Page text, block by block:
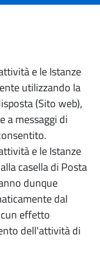
e le Istanze
utilizzando la
(Sito web),
a messaggi di
e le Istanze
casella di Posta
dunque
dal
effetto
dell'attività di